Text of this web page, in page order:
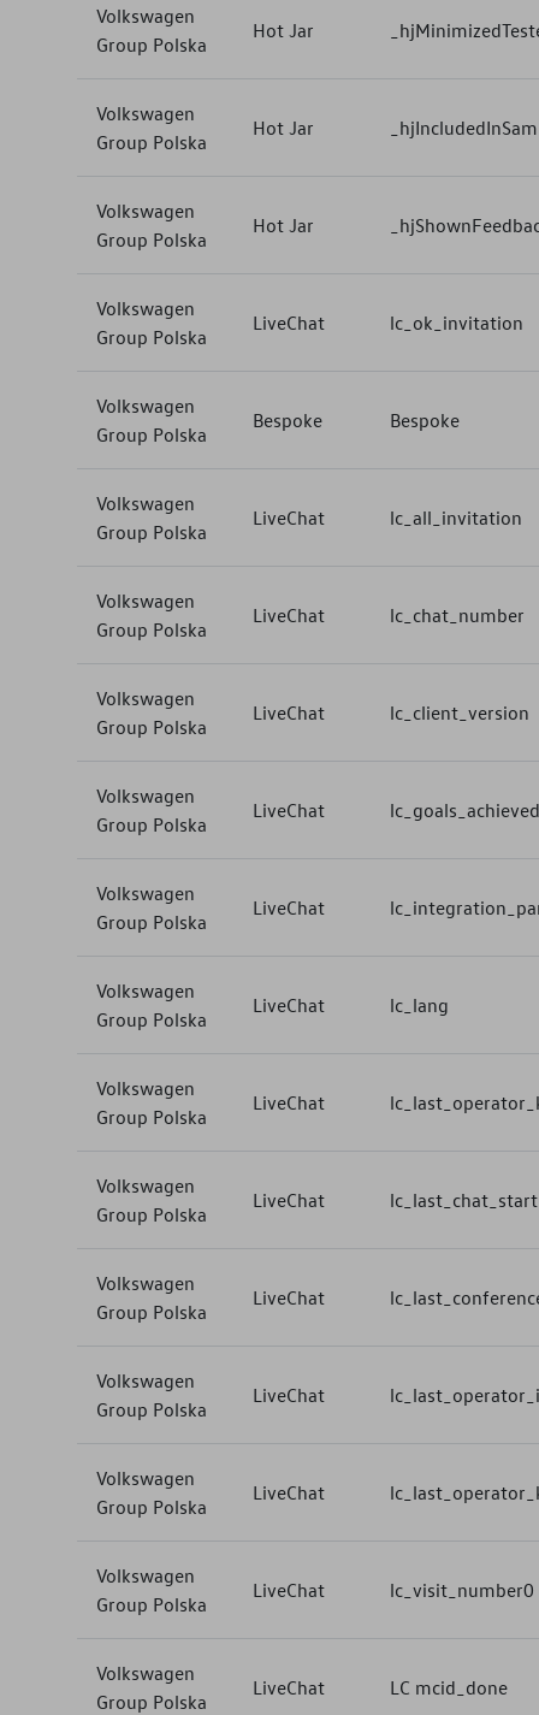
Volkswagen
Group Polska
Hot Jar
Volkswagen
Group Polska
Hot Jar
Volkswagen
Group Polska
Hot Jar
Volkswagen
Group Polska
LiveChat lc_ok_invitation
Volkswagen
Group Polska
Bespoke Bespoke
Volkswagen
Group Polska
LiveChat lc_all_invitation
Volkswagen
Group Polska
LiveChat lc_chat_number
Volkswagen
Group Polska
LiveChat lc_client_version
Volkswagen
Group Polska
LiveChat lc_goals_achieved
Volkswagen
Group Polska
LiveChat
Volkswagen
Group Polska
LiveChat lc_lang
Volkswagen
Group Polska
LiveChat
Volkswagen
Group Polska
LiveChat
Volkswagen
Group Polska
LiveChat
Volkswagen
Group Polska
LiveChat
Volkswagen
Group Polska
LiveChat
Volkswagen
Group Polska
LiveChat lc_visit_number0
Volkswagen
Group Polska
LiveChat LC mcid_done